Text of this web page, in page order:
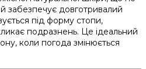
забезпечує довготривалий
під форму стопи,
подразнень. Це ідеальний
коли погода змінюється